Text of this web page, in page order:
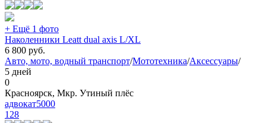
+ Ещё 1 фото
Наколенники Leatt dual axis L/XL
6 800 руб.
Авто, мото, водный транспорт/Мототехника/Аксессуары/
5 дней
0
Красноярск, Мкр. Утиный плёс
адвокат5000
128